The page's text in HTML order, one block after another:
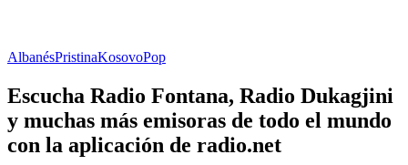
AlbanésPristinaKosovoPop
Escucha Radio Fontana, Radio Dukagjini
y muchas más emisoras de todo el mundo
con la aplicación de radio.net